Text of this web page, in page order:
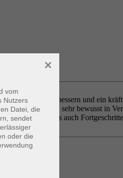
Haltung zu verbessern und ein
werden sehr bewusst in
als auch
vom
Nutzers
Datei, die
sendet
oder die
×